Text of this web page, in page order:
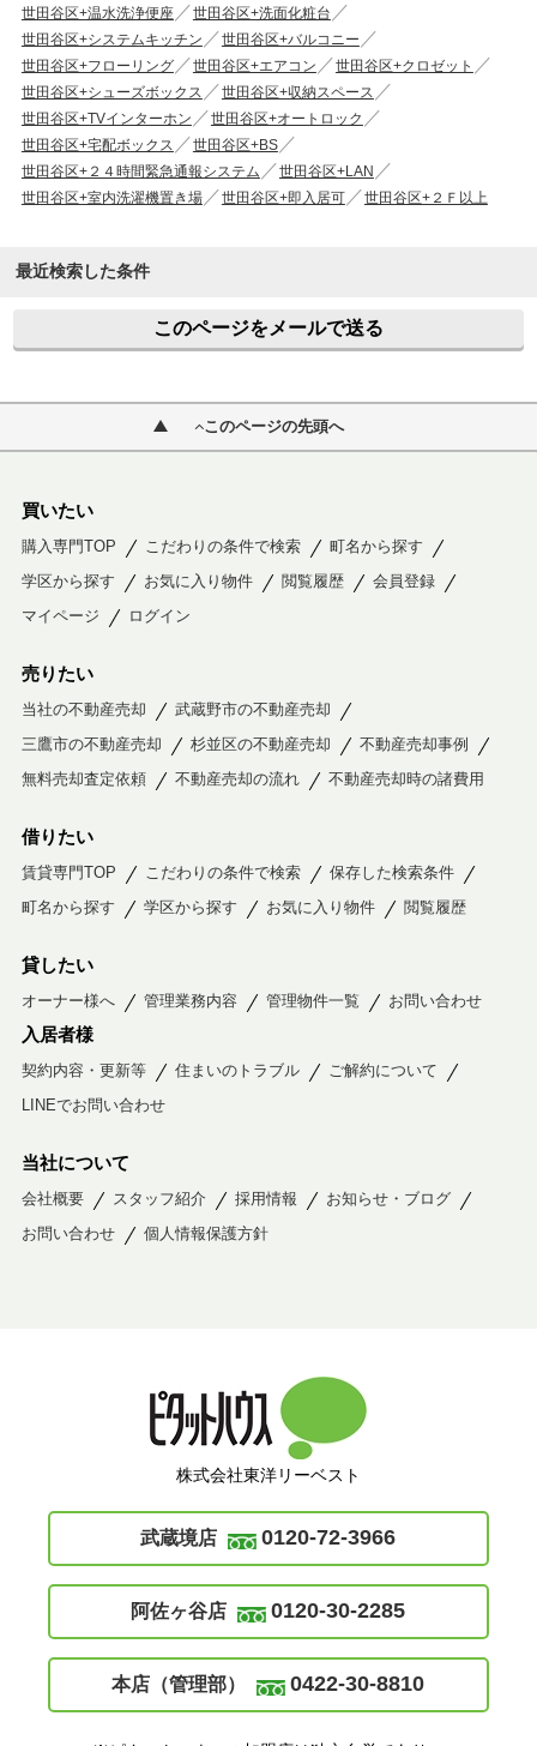
世田谷区+温水洗浄便座
世田谷区+洗面化粧台
世田谷区+システムキッチン
世田谷区+バルコニー
世田谷区+フローリング
世田谷区+エアコン
世田谷区+クロゼット
世田谷区+シューズボックス
世田谷区+収納スペース
世田谷区+TVインターホン
世田谷区+オートロック
世田谷区+宅配ボックス
世田谷区+BS
世田谷区+２４時間緊急通報システム
世田谷区+LAN
世田谷区+室内洗濯機置き場
世田谷区+即入居可 世田谷区+２Ｆ以上
最近検索した条件
このページをメールで送る
このページの先頭へ
買いたい
購入専門TOP こだわりの条件で検索
町名から探す
学区から探す
お気に入り物件 閲覧履歴
会員登録
マイページ
ログイン
売りたい
当社の不動産売却
武蔵野市の不動産売却
三鷹市の不動産売却
杉並区の不動産売却
不動産売却事例
無料売却査定依頼
不動産売却の流れ 不動産売却時の諸費用
借りたい
賃貸専門TOP こだわりの条件で検索
保存した検索条件
町名から探す
学区から探す お気に入り物件 閲覧履歴
貸したい
オーナー様へ 管理業務内容 管理物件一覧 お問い合わせ
入居者様
契約内容・更新等 住まいのトラブル
ご解約について
LINEでお問い合わせ
当社について
会社概要 スタッフ紹介 採用情報
お知らせ・ブログ
お問い合わせ
個人情報保護方針
株式会社東洋リーベスト
武蔵境店 0120-72-3966
阿佐ヶ谷店 0120-30-2285
本店（管理部） 0422-30-8810